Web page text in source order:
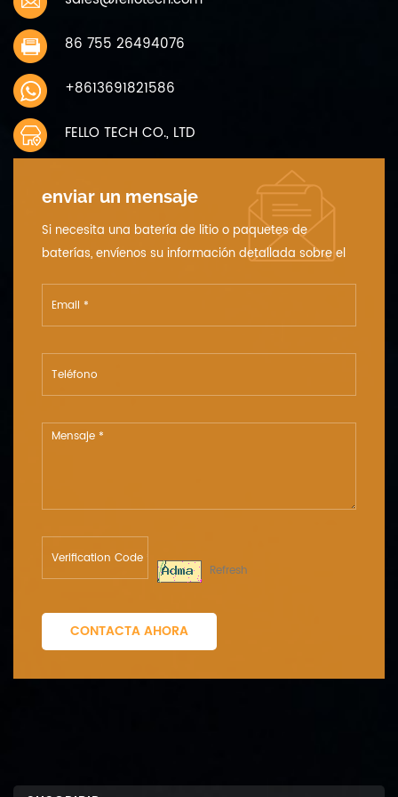
86 755 26494076
+8613691821586
FELLO TECH CO., LTD
enviar un mensaje
Si necesita una batería de litio o paquetes de
baterías, envíenos su información detallada sobre el
Refresh
CONTACTA AHORA